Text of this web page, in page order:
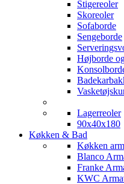
Stigereoler
Skoreoler
Sofaborde
Sengeborde
Højborde
Lagerreoler
90x40x180
Køkken & Bad
Køkken
Blanco
Franke
KWC